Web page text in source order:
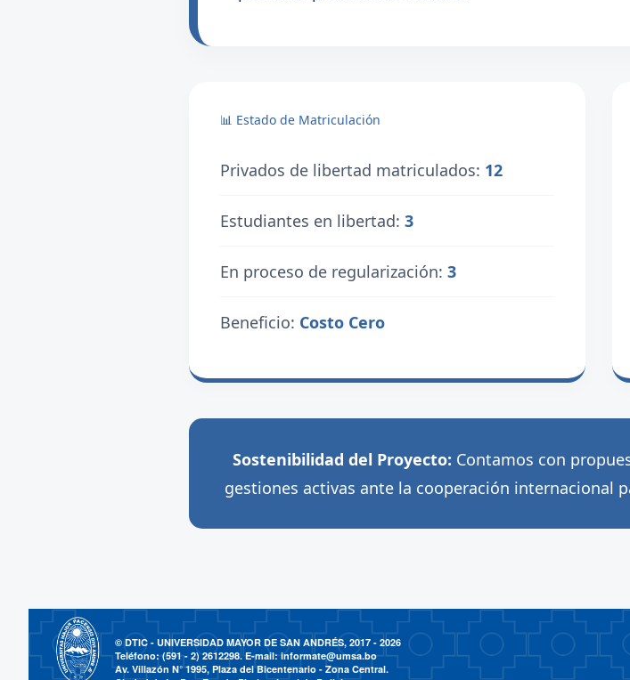
📊 Estado de Matriculación
Privados de libertad matriculados: 12
Estudiantes en libertad: 3
En proceso de regularización: 3
Beneficio: Costo Cero
Sostenibilidad del Proyecto: Contamos con
gestiones activas ante la cooperación internacional
© DTIC - UNIVERSIDAD MAYOR DE SAN ANDRÉS, 2017 - 2026
Teléfono: (591 - 2) 2612298. E-mail:informate@umsa.bo
Av. Villazón N° 1995, Plaza del Bicentenario - Zona Central.